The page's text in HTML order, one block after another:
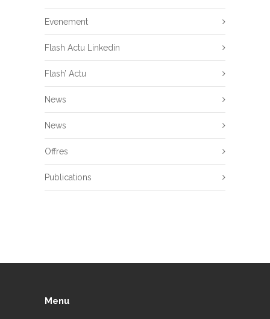
Evenement
Flash Actu Linkedin
Flash’ Actu
News
News
Offres
Publications
Menu